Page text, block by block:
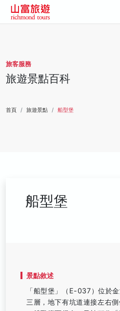
旅客服務
旅遊景點百科
首頁 旅遊景點 船型堡
船型堡
景點敘述
「船型堡」（E-037）位於
三層，地下有坑道連接左右